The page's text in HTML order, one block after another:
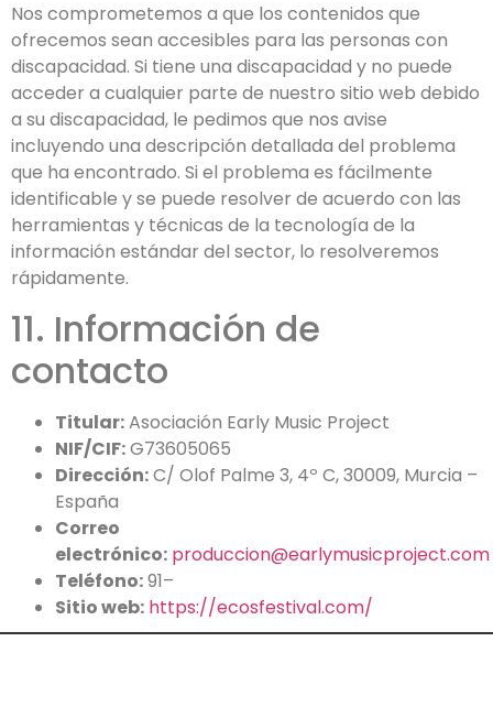
Nos comprometemos a que los contenidos que
ofrecemos sean accesibles para las personas con
discapacidad. Si tiene una discapacidad y no puede
acceder a cualquier parte de nuestro sitio web debido
a su discapacidad, le pedimos que nos avise
incluyendo una descripción detallada del problema
que ha encontrado. Si el problema es fácilmente
identificable y se puede resolver de acuerdo con las
herramientas y técnicas de la tecnología de la
información estándar del sector, lo resolveremos
rápidamente.
11. Información de
contacto
Titular:Asociación Early Music Project
NIF/CIF:G73605065
Dirección:C/ Olof Palme 3, 4º C, 30009, Murcia –
España
Correo
electrónico: produccion@earlymusicproject.com
Teléfono:91–
Sitio web: https://ecosfestival.com/